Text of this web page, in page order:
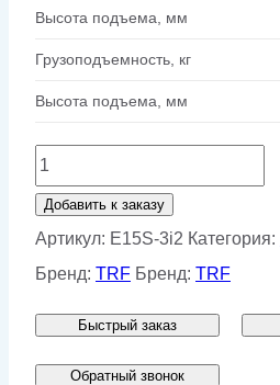
Высота подъема, мм
Грузоподъемность, кг
Высота подъема, мм
Количество
товара
Вилочный
погрузчик
E15S-
3i2
Добавить к заказу
Артикул: E15S-3i2 Категория:
Бренд: TRF Бренд: TRF
Быстрый заказ
Обратный звонок